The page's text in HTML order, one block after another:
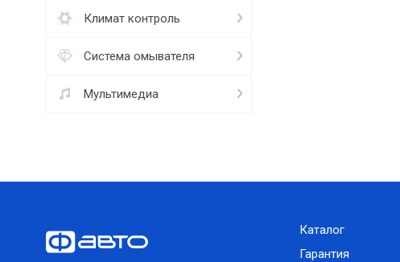
Климат контроль
Система омывателя
Мультимедиа
Каталог
Гарантия